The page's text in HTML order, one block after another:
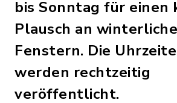
bis Sonntag für einen
Plausch an
Fenstern. Die
werden rechtzeitig
veröffentlicht.